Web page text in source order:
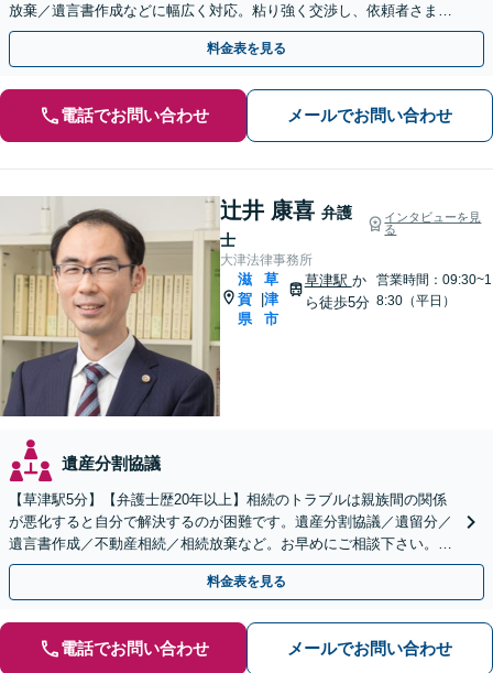
放棄／遺言書作成などに幅広く対応。粘り強く交渉し、依頼者さまに
有利な解決を目指します【出張相談可能】【草津駅5分】
料金表を見る
電話でお問い合わせ メールでお問い合わせ
辻井 康喜 弁護
士
インタビューを見
る
大津法律事務所
滋
賀
県
草
津
市
草津駅 か
ら徒歩5分
営業時間：09:30~1
8:30（平日）
遺産分割協議
【草津駅5分】【弁護士歴20年以上】相続のトラブルは親族間の関係
が悪化すると自分で解決するのが困難です。遺産分割協議／遺留分／
遺言書作成／不動産相続／相続放棄など。お早めにご相談下さい。
【相続・遺言に関する初回相談６０分無料】【駐車場あり】
料金表を見る
電話でお問い合わせ メールでお問い合わせ